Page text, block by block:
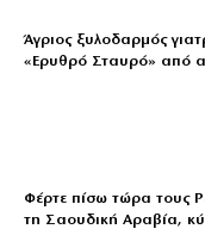
Άγριος ξυλοδαρμός
«Ερυθρό Σταυρό» από
Φέρτε πίσω τώρα τους
τη Σαουδική Αραβία,